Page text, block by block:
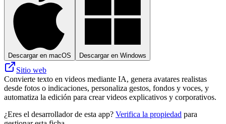
Descargar en macOS Descargar en Windows
Sitio web
Convierte texto en videos mediante IA, genera avatares realistas
desde fotos o indicaciones, personaliza gestos, fondos y voces, y
automatiza la edición para crear videos explicativos y corporativos.
¿Eres el desarrollador de esta app? Verifica la propiedad para